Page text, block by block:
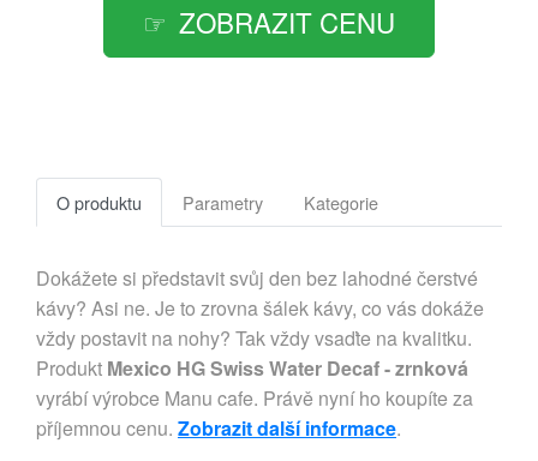
ZOBRAZIT CENU
O produktu Parametry Kategorie
Dokážete si představit svůj den bez lahodné čerstvé
kávy? Asi ne. Je to zrovna šálek kávy, co vás dokáže
vždy postavit na nohy? Tak vždy vsaďte na kvalitku.
Produkt Mexico HG Swiss Water Decaf - zrnková
vyrábí výrobce Manu cafe. Právě nyní ho koupíte za
příjemnou cenu. Zobrazit další informace.